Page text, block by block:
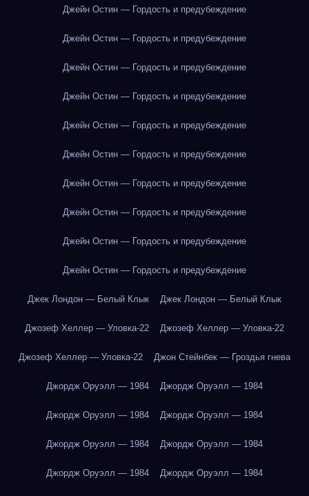
Джейн Остин — Гордость и предубеждение
Джейн Остин — Гордость и предубеждение
Джейн Остин — Гордость и предубеждение
Джейн Остин — Гордость и предубеждение
Джейн Остин — Гордость и предубеждение
Джейн Остин — Гордость и предубеждение
Джейн Остин — Гордость и предубеждение
Джейн Остин — Гордость и предубеждение
Джейн Остин — Гордость и предубеждение
Джейн Остин — Гордость и предубеждение
Джек Лондон — Белый Клык Джек Лондон — Белый Клык
Джозеф Хеллер — Уловка-22 Джозеф Хеллер — Уловка-22
Джозеф Хеллер — Уловка-22 Джон Стейнбек — Гроздья гнева
Джордж Оруэлл — 1984 Джордж Оруэлл — 1984
Джордж Оруэлл — 1984 Джордж Оруэлл — 1984
Джордж Оруэлл — 1984 Джордж Оруэлл — 1984
Джордж Оруэлл — 1984 Джордж Оруэлл — 1984